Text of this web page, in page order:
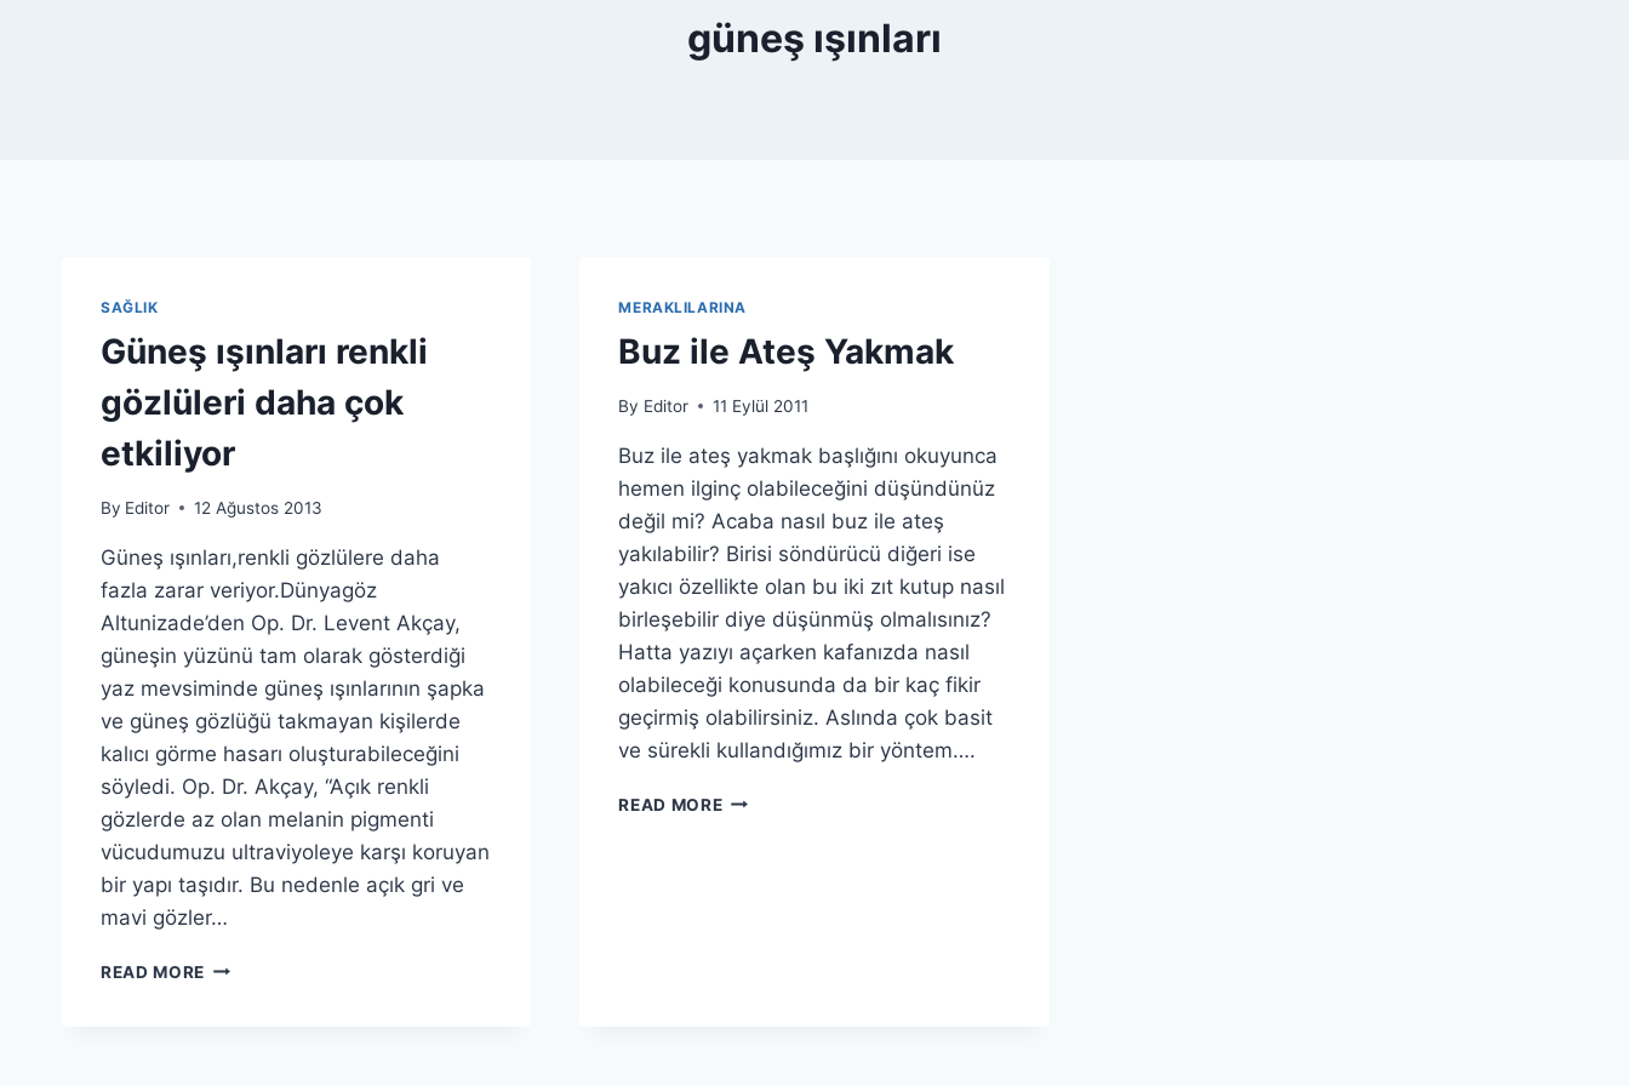
güneş ışınları
SAĞLIK
Güneş ışınları renkli
gözlüleri daha çok
etkiliyor
By Editor 12 Ağustos 2013
Güneş ışınları,renkli gözlülere daha
fazla zarar veriyor.Dünyagöz
Altunizade’den Op. Dr. Levent Akçay,
güneşin yüzünü tam olarak gösterdiği
yaz mevsiminde güneş ışınlarının şapka
ve güneş gözlüğü takmayan kişilerde
kalıcı görme hasarı oluşturabileceğini
söyledi. Op. Dr. Akçay, “Açık renkli
gözlerde az olan melanin pigmenti
vücudumuzu ultraviyoleye karşı koruyan
bir yapı taşıdır. Bu nedenle açık gri ve
mavi gözler…
READ MORE GÜNEŞ
MERAKLILARINA
Buz ile Ateş Yakmak
By Editor 11 Eylül 2011
Buz ile ateş yakmak başlığını okuyunca
hemen ilginç olabileceğini düşündünüz
değil mi? Acaba nasıl buz ile ateş
yakılabilir? Birisi söndürücü diğeri ise
yakıcı özellikte olan bu iki zıt kutup nasıl
birleşebilir diye düşünmüş olmalısınız?
Hatta yazıyı açarken kafanızda nasıl
olabileceği konusunda da bir kaç fikir
geçirmiş olabilirsiniz. Aslında çok basit
ve sürekli kullandığımız bir yöntem….
READ MOREBUZ